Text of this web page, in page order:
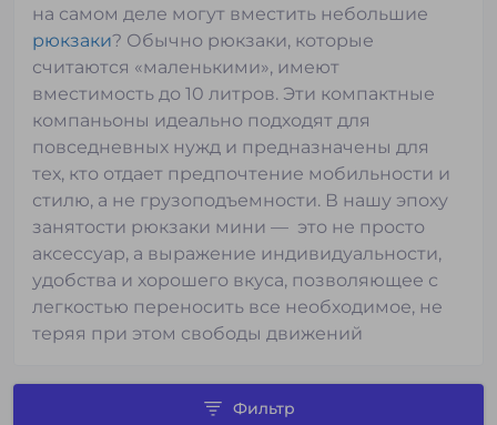
на самом деле могут вместить небольшие
рюкзаки? Обычно рюкзаки, которые
считаются «маленькими», имеют
вместимость до 10 литров. Эти компактные
компаньоны идеально подходят для
повседневных нужд и предназначены для
тех, кто отдает предпочтение мобильности и
стилю, а не грузоподъемности. В нашу эпоху
занятости рюкзаки мини — это не просто
аксессуар, а выражение индивидуальности,
удобства и хорошего вкуса, позволяющее с
легкостью переносить все необходимое, не
теряя при этом свободы движений
Фильтр